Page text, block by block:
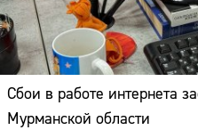
Сбои в работе интернета
Мурманской области